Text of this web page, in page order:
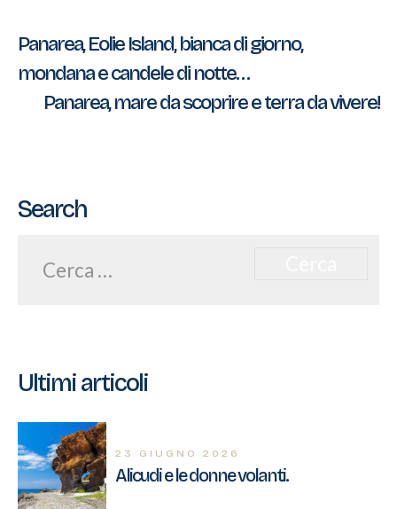
Navigazione
articoli
Panarea, Eolie Island, bianca di giorno,
mondana e candele di notte…
Panarea, mare da scoprire e terra da vivere!
Search
per:
Ultimi articoli
23 GIUGNO 2026
Alicudi e le donne volanti.